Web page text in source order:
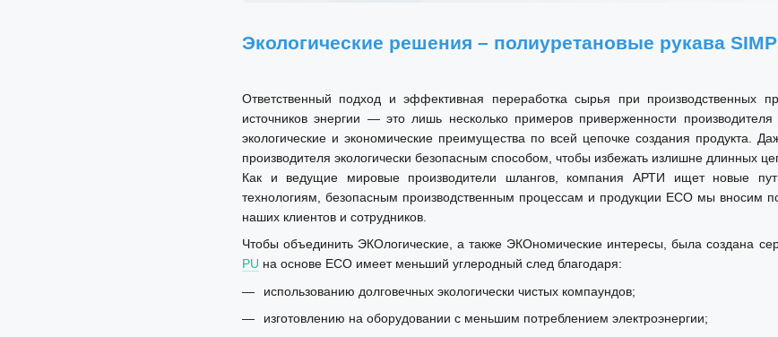
Экологические решения – полиуретановые рукава
Ответственный подход и эффективная переработка сырья при производственных
источников энергии — это лишь несколько примеров приверженности
экологические и экономические преимущества по всей цепочке создания продукта.
производителя экологически безопасным способом, чтобы избежать излишне длинных
Как и ведущие мировые производители шлангов, компания АРТИ ищет новые
технологиям, безопасным производственным процессам и продукции ECO мы вносим
наших клиентов и сотрудников.
Чтобы объединить ЭКОлогические, а также ЭКОномические интересы, была создана
PU на основе ECO имеет меньший углеродный след благодаря:
использованию долговечных экологически чистых компаундов;
изготовлению на оборудовании с меньшим потреблением электроэнергии;